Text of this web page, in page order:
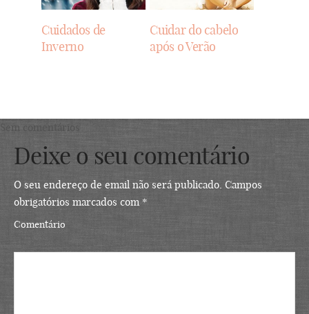
Cuidados de
Inverno
Cuidar do cabelo
após o Verão
Sem comentários
Deixe o seu comentário
O seu endereço de email não será publicado. Campos
obrigatórios marcados com *
Comentário